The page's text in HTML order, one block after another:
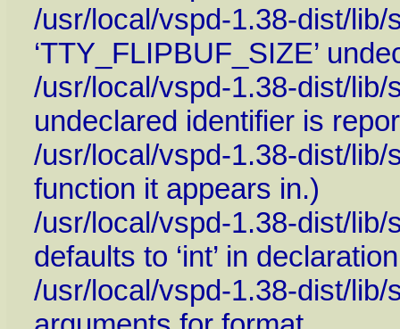
/usr/local/vspd-1.38-dist/
‘TTY_FLIPBUF_SIZE’
/usr/local/vspd-1.38-dist/
undeclared identifier is
/usr/local/vspd-1.38-dist/
function it appears in.)
/usr/local/vspd-1.38-dist/
defaults to ‘int’ in declaration
/usr/local/vspd-1.38-dist/